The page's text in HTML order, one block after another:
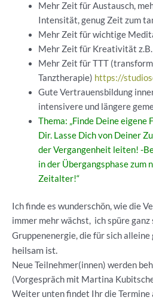
Mehr Zeit für Austausch,
Intensität, genug Zeit zum
Mehr Zeit für wichtige
Mehr Zeit für Kreativität z.B.
Mehr Zeit für TTT
Tanztherapie) https://
Gute Vertrauensbildung
intensivere und längere
Thema: „Finde Deine
Dir. Lasse Dich von Deiner
der Vergangenheit leiten! -
in der Übergangsphase zum
Zeitalter!“
Ich finde es wunderschön, wie die
immer mehr wächst, ich spüre
Gruppenenergie, die für sich alleine
heilsam ist.
Neue Teilnehmer(innen) werden
(Vorgespräch mit Martina
Weiter unten findet Ihr die Termine